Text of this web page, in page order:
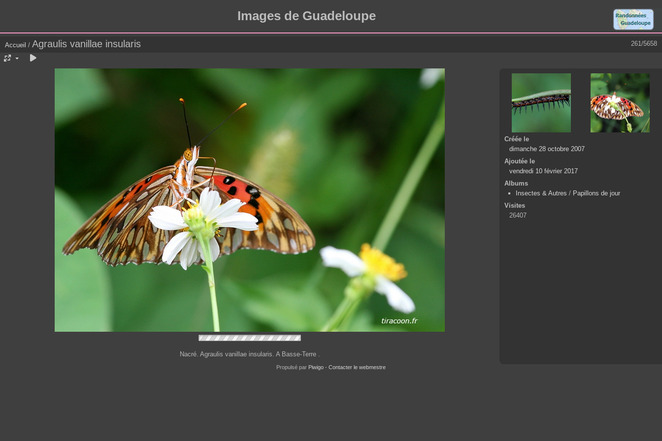
Images de Guadeloupe
261/5658
Accueil / Agraulis vanillae insularis
Nacré. Agraulis vanillae insularis. A Basse-Terre .
Créée le
dimanche 28 octobre 2007
Ajoutée le
vendredi 10 février 2017
Albums
Insectes & Autres / Papillons de jour
Visites
26407
Propulsé par Piwigo - Contacter le webmestre